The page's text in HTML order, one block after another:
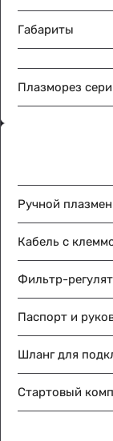
Габариты
Плазморез
Ручной
Кабель с
Фильтр-
Паспорт и
Шланг для
Стартовый